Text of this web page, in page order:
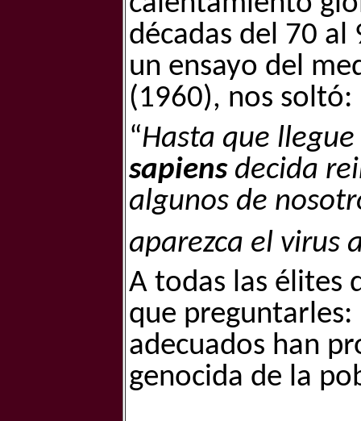
décadas del 70 al
un ensayo del
(1960), nos soltó:
“Hasta que
sapiensdecida
algunos de
aparezca el virus
A todas las élites
que
adecuados han
genocida de la